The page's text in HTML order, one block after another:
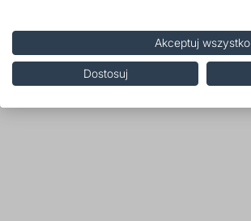
Akceptuj wszystko
Dostosuj